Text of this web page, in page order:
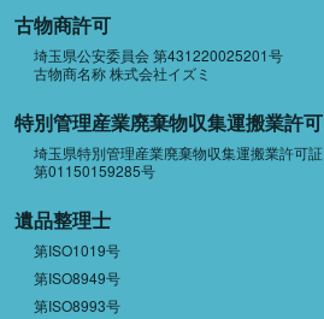
古物商許可
埼玉県公安委員会 第431220025201号
古物商名称 株式会社イズミ
特別管理産業廃棄物収集運搬業許可
埼玉県特別管理産業廃棄物収集運搬業許可証
第01150159285号
遺品整理士
第ISO1019号
第ISO8949号
第ISO8993号